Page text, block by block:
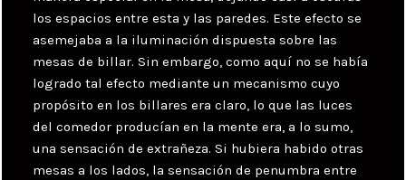
los espacios entre esta y las paredes. Este efecto se
asemejaba a la iluminación dispuesta sobre las
mesas de billar. Sin embargo, como aquí no se había
logrado tal efecto mediante un mecanismo cuyo
propósito en los billares era claro, lo que las luces
del comedor producían en la mente era, a lo sumo,
una sensación de extrañeza. Si hubiera habido otras
mesas a los lados, la sensación de penumbra entre